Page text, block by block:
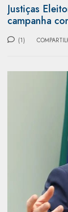
Justiças
campanha
(1)